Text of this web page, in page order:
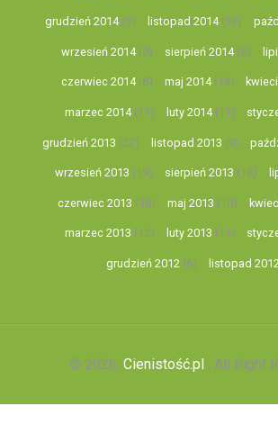
grudzień 2014(9) listopad 2014(13)
wrzesień 2014(9) sierpień 2014(9)
czerwiec 2014(8) maj 2014(13)
marzec 2014(11) luty 2014(11)
grudzień 2013 (22) listopad 2013 (9)
wrzesień 2013 (19) sierpień 2013 (16)
czerwiec 2013 (18) maj 2013 (10)
marzec 2013 (12) luty 2013 (11)
grudzień 2012 (6) listopad
© 2026, Cienistość.pl . All Right